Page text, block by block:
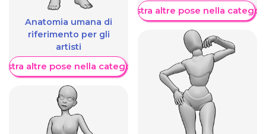
Anatomia umana di
riferimento per gli
artisti
altre pose nella categoria
Mostra altre pose nella